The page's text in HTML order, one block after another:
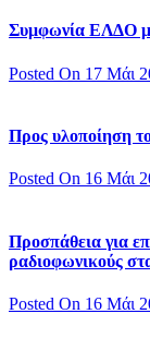
Συμφωνία ΕΛΔΟ
Posted On 17 Μάι
Προς υλοποίηση
Posted On 16 Μάι
Προσπάθεια για
ραδιοφωνικούς
Posted On 16 Μάι